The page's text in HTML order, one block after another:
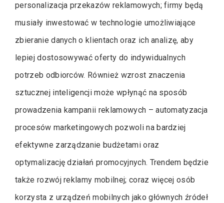
personalizacja przekazów reklamowych; firmy będą
musiały inwestować w technologie umożliwiające
zbieranie danych o klientach oraz ich analizę, aby
lepiej dostosowywać oferty do indywidualnych
potrzeb odbiorców. Również wzrost znaczenia
sztucznej inteligencji może wpłynąć na sposób
prowadzenia kampanii reklamowych – automatyzacja
procesów marketingowych pozwoli na bardziej
efektywne zarządzanie budżetami oraz
optymalizację działań promocyjnych. Trendem będzie
także rozwój reklamy mobilnej; coraz więcej osób
korzysta z urządzeń mobilnych jako głównych źródeł